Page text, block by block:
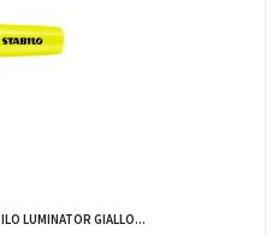
LUMINATOR GIALLO...